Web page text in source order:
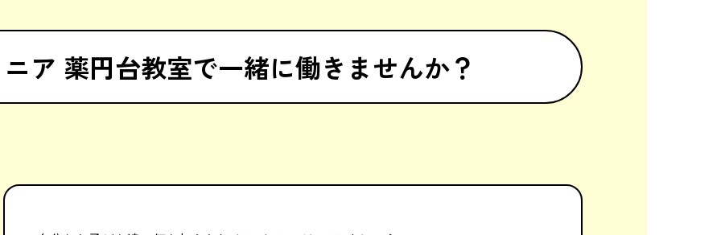
ア 薬円台教室で一緒に働きませんか？